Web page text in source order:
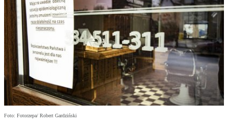
Foto: Fotorzepa/ Robert Gardziński